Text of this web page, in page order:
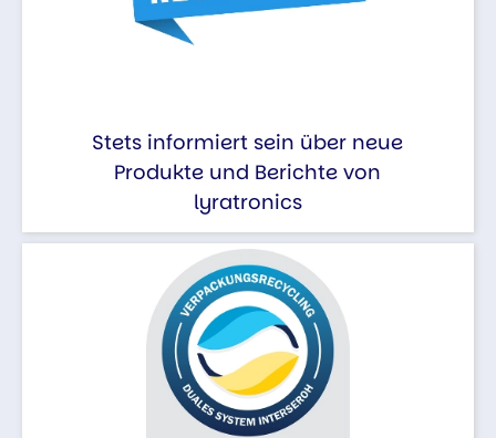
Stets informiert sein über neue
Produkte und Berichte von
lyratronics